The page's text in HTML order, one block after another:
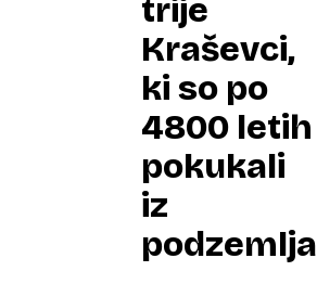
trije
Kraševci,
ki so po
4800 letih
pokukali
iz
podzemlja